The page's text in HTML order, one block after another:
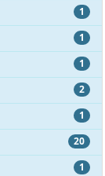
1
1
1
2
1
20
1